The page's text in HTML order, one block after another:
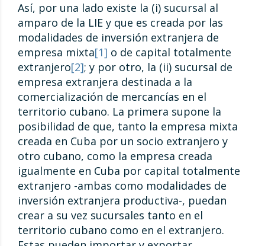
Así, por una lado existe la (i) sucursal al
amparo de la LIE y que es creada por las
modalidades de inversión extranjera de
empresa mixta[1] o de capital totalmente
extranjero[2]; y por otro, la (ii) sucursal de
empresa extranjera destinada a la
comercialización de mercancías en el
territorio cubano. La primera supone la
posibilidad de que, tanto la empresa mixta
creada en Cuba por un socio extranjero y
otro cubano, como la empresa creada
igualmente en Cuba por capital totalmente
extranjero -ambas como modalidades de
inversión extranjera productiva-, puedan
crear a su vez sucursales tanto en el
territorio cubano como en el extranjero.